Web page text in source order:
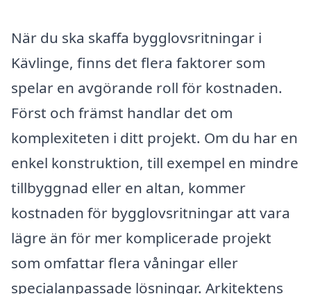
När du ska skaffa bygglovsritningar i
Kävlinge, finns det flera faktorer som
spelar en avgörande roll för kostnaden.
Först och främst handlar det om
komplexiteten i ditt projekt. Om du har en
enkel konstruktion, till exempel en mindre
tillbyggnad eller en altan, kommer
kostnaden för bygglovsritningar att vara
lägre än för mer komplicerade projekt
som omfattar flera våningar eller
specialanpassade lösningar. Arkitektens